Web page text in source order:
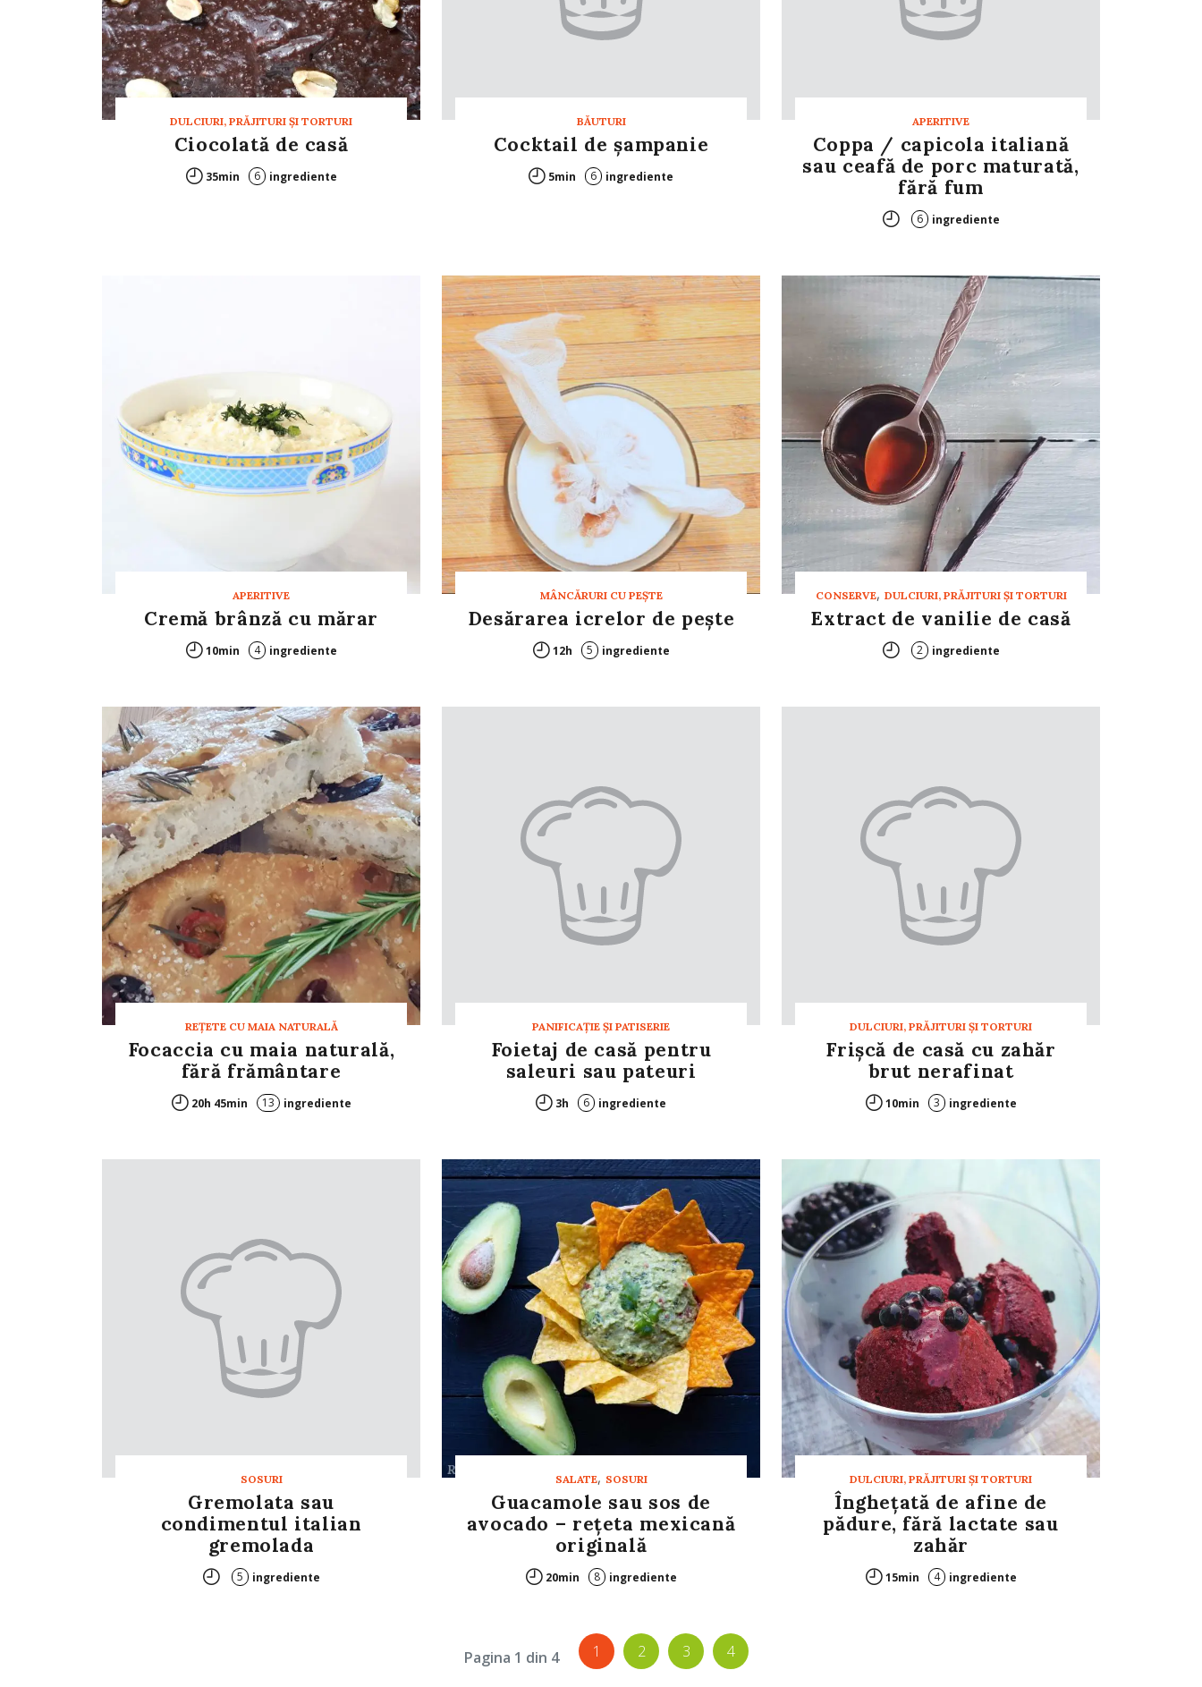
DULCIURI, PRĂJITURI ȘI TORTURI
Ciocolată de casă
35min 6 ingrediente
BĂUTURI
Cocktail de şampanie
5min 6 ingrediente
APERITIVE
Coppa / capicola italiană
sau ceafă de porc maturată,
fără fum
6 ingrediente
APERITIVE
Cremă brânză cu mărar
10min 4 ingrediente
MÂNCĂRURI CU PEŞTE
Desărarea icrelor de pește
12h 5 ingrediente
CONSERVE, DULCIURI, PRĂJITURI ȘI TORTURI
Extract de vanilie de casă
2 ingrediente
REȚETE CU MAIA NATURALĂ
Focaccia cu maia naturală,
fără frământare
20h 45min 13 ingrediente
PANIFICAŢIE ŞI PATISERIE
Foietaj de casă pentru
saleuri sau pateuri
3h 6 ingrediente
DULCIURI, PRĂJITURI ȘI TORTURI
Frișcă de casă cu zahăr
brut nerafinat
10min 3 ingrediente
SOSURI
Gremolata sau
condimentul italian
gremolada
5 ingrediente
SALATE, SOSURI
Guacamole sau sos de
avocado – rețeta mexicană
originală
20min 8 ingrediente
DULCIURI, PRĂJITURI ȘI TORTURI
Înghețată de afine de
pădure, fără lactate sau
zahăr
15min 4 ingrediente
Pagina 1 din 4 1 2 3 4